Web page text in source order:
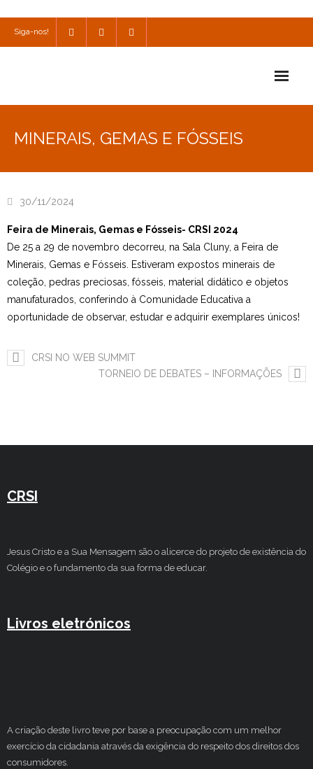
Siga-nos!
Consulta
Utilidades
MINERAIS, GEMAS E FÓSSEIS
30/11/2024
Feira de Minerais, Gemas e Fósseis- CRSI 2024
De 25 a 29 de novembro decorreu, na Sala Cluny, a Feira de
Minerais, Gemas e Fósseis. Estiveram expostos minerais de
coleção, pedras preciosas, fósseis, material didático e objetos
manufaturados, conferindo à Comunidade Educativa a
oportunidade de observar, estudar e adquirir exemplares únicos!
CRSI NO WEB SUMMIT
TORNEIO DE DEBATES – INFORMAÇÕES
CRSI
Jesus Cristo e a Sua Mensagem são o alicerce do projeto de existência do
Colégio e o fundamento da sua forma de educar.
Livros eletrónicos
A criação deste livro teve por base a preocupação com um melhor
exercício da cidadania através da exigência do respeito dos direitos dos
consumidores.